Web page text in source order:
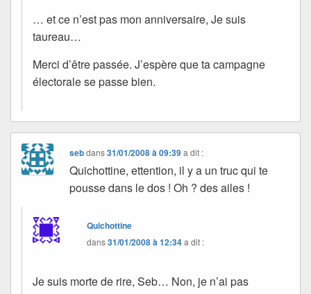
… et ce n’est pas mon anniversaire, Je suis
taureau…
Merci d’être passée. J’espère que ta campagne
électorale se passe bien.
sebdans31/01/2008 à 09:39 a dit :
Quichottine, ettention, il y a un truc qui te
pousse dans le dos ! Oh ? des ailes !
Quichottine
dans31/01/2008 à 12:34a dit :
Je suis morte de rire, Seb… Non, je n’ai pas